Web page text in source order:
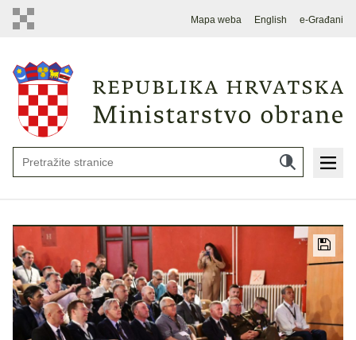
Mapa weba English e-Građani